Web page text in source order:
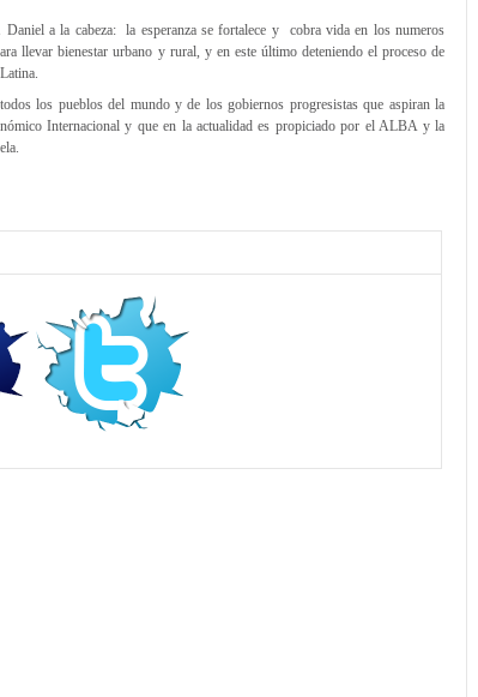
a la cabeza: la esperanza se fortalece y cobra vida en los numeros
llevar bienestar urbano y rural, y en este último deteniendo el proceso de
los pueblos del mundo y de los gobiernos progresistas que aspiran la
Internacional y que en la actualidad es propiciado por el ALBA y la